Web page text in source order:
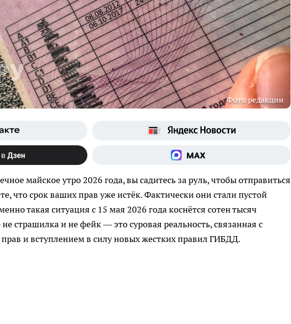
Фото редакции
майское утро 2026 года, вы садитесь за руль, чтобы отправиться
что срок ваших прав уже истёк. Фактически они стали пустой
такая ситуация с 15 мая 2026 года коснётся сотен тысяч
страшилка и не фейк — это суровая реальность, связанная с
и вступлением в силу новых жестких правил ГИБДД.